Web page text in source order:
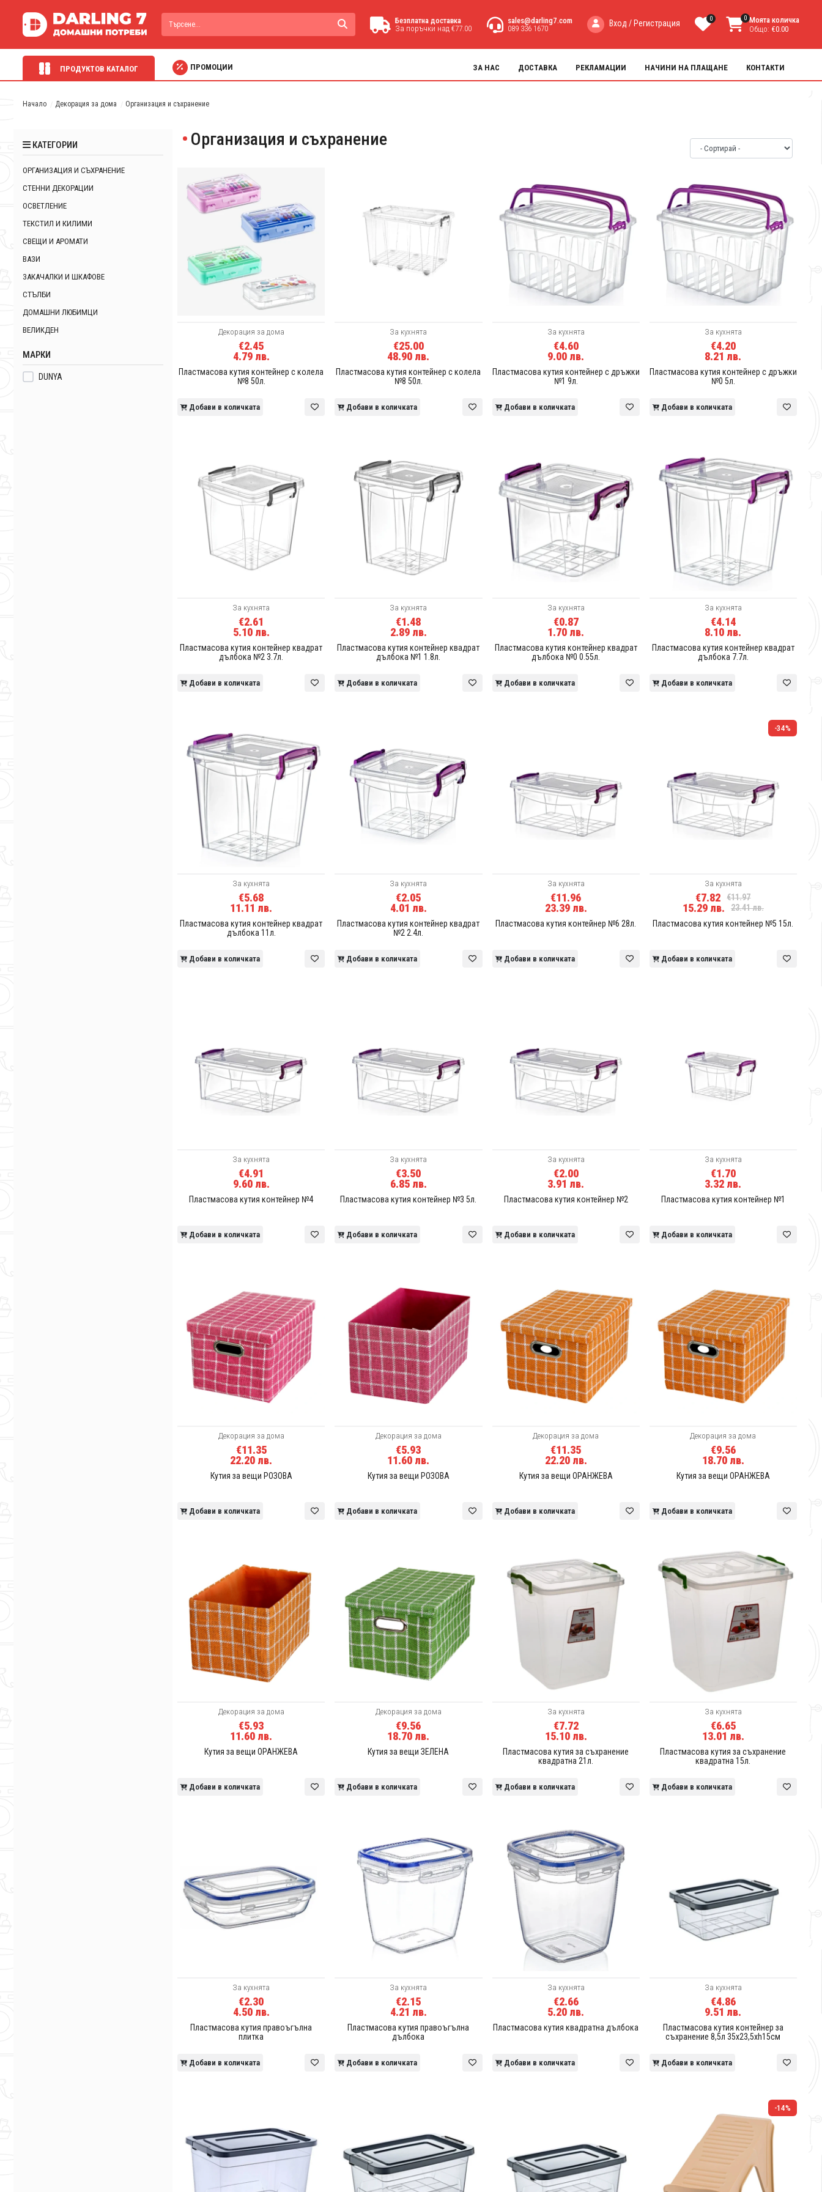
Безплатна доставка
За поръчки над €77.00
sales@darling7.com
089 336 1670
Вход / Регистрация 0 0 Моята количка
Общо: €0.00
ПРОДУКТОВ КАТАЛОГ ПРОМОЦИИ ЗА НАС ДОСТАВКА РЕКЛАМАЦИИ НАЧИНИ НА ПЛАЩАНЕ КОНТАКТИ
Начало Декорация за дома Организация и съхранение
КАТЕГОРИИ
ОРГАНИЗАЦИЯ И СЪХРАНЕНИЕ
СТЕННИ ДЕКОРАЦИИ
ОСВЕТЛЕНИЕ
ТЕКСТИЛ И КИЛИМИ
СВЕЩИ И АРОМАТИ
ВАЗИ
ЗАКАЧАЛКИ И ШКАФОВЕ
СТЪЛБИ
ДОМАШНИ ЛЮБИМЦИ
ВЕЛИКДЕН
МАРКИ
DUNYA
Организация и съхранение
Декорация за дома
€2.45
4.79 лв.
Пластмасова кутия контейнер с колела
№8 50л.
Добави в количката
За кухнята
€25.00
48.90 лв.
Пластмасова кутия контейнер с колела
№8 50л.
Добави в количката
За кухнята
€4.60
9.00 лв.
Пластмасова кутия контейнер с дръжки
№1 9л.
Добави в количката
За кухнята
€4.20
8.21 лв.
Пластмасова кутия контейнер с дръжки
№0 5л.
Добави в количката
За кухнята
€2.61
5.10 лв.
Пластмасова кутия контейнер квадрат
дълбока №2 3.7л.
Добави в количката
За кухнята
€1.48
2.89 лв.
Пластмасова кутия контейнер квадрат
дълбока №1 1.8л.
Добави в количката
За кухнята
€0.87
1.70 лв.
Пластмасова кутия контейнер квадрат
дълбока №0 0.55л.
Добави в количката
За кухнята
€4.14
8.10 лв.
Пластмасова кутия контейнер квадрат
дълбока 7.7л.
Добави в количката
За кухнята
€5.68
11.11 лв.
Пластмасова кутия контейнер квадрат
дълбока 11л.
Добави в количката
За кухнята
€2.05
4.01 лв.
Пластмасова кутия контейнер квадрат
№2 2.4л.
Добави в количката
За кухнята
€11.96
23.39 лв.
Пластмасова кутия контейнер №6 28л.
Добави в количката
-34%
За кухнята
€7.82 €11.97
15.29 лв.
23.41 лв.
Пластмасова кутия контейнер №5 15л.
Добави в количката
За кухнята
€4.91
9.60 лв.
Пластмасова кутия контейнер №4
Добави в количката
За кухнята
€3.50
6.85 лв.
Пластмасова кутия контейнер №3 5л.
Добави в количката
За кухнята
€2.00
3.91 лв.
Пластмасова кутия контейнер №2
Добави в количката
За кухнята
€1.70
3.32 лв.
Пластмасова кутия контейнер №1
Добави в количката
Декорация за дома
€11.35
22.20 лв.
Кутия за вещи РОЗОВА
Добави в количката
Декорация за дома
€5.93
11.60 лв.
Кутия за вещи РОЗОВА
Добави в количката
Декорация за дома
€11.35
22.20 лв.
Кутия за вещи ОРАНЖЕВА
Добави в количката
Декорация за дома
€9.56
18.70 лв.
Кутия за вещи ОРАНЖЕВА
Добави в количката
Декорация за дома
€5.93
11.60 лв.
Кутия за вещи ОРАНЖЕВА
Добави в количката
Декорация за дома
€9.56
18.70 лв.
Кутия за вещи ЗЕЛЕНА
Добави в количката
За кухнята
€7.72
15.10 лв.
Пластмасова кутия за съхранение
квадратна 21л.
Добави в количката
За кухнята
€6.65
13.01 лв.
Пластмасова кутия за съхранение
квадратна 15л.
Добави в количката
За кухнята
€2.30
4.50 лв.
Пластмасова кутия правоъгълна
плитка
Добави в количката
За кухнята
€2.15
4.21 лв.
Пластмасова кутия правоъгълна
дълбока
Добави в количката
За кухнята
€2.66
5.20 лв.
Пластмасова кутия квадратна дълбока
Добави в количката
За кухнята
€4.86
9.51 лв.
Пластмасова кутия контейнер за
съхранение 8,5л 35x23,5xh15см
Добави в количката
-14%